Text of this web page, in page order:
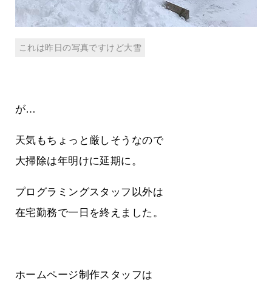
これは昨日の写真ですけど大雪
が…
天気もちょっと厳しそうなので
大掃除は年明けに延期に。
プログラミングスタッフ以外は
在宅勤務で一日を終えました。
ホームページ制作スタッフは